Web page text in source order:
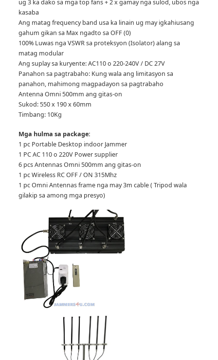
ug 3 ka dako sa mga top fans + 2 x gamay nga sulod, ubos nga
kasaba
Ang matag frequency band usa ka linain ug may igkahiusang
gahum gikan sa Max ngadto sa OFF (0)
100% Luwas nga VSWR sa proteksyon (Isolator) alang sa
matag modular
Ang suplay sa kuryente: AC110 o 220-240V / DC 27V
Panahon sa pagtrabaho: Kung wala ang limitasyon sa
panahon, mahimong magpadayon sa pagtrabaho
Antenna Omni 500mm ang gitas-on
Sukod: 550 x 190 x 60mm
Timbang: 10Kg
Mga hulma sa package:
1 pc Portable Desktop indoor Jammer
1 PC AC 110 o 220V Power supplier
6 pcs Antennas Omni 500mm ang gitas-on
1 pc Wireless RC OFF / ON 315Mhz
1 pc Omni Antennas frame nga may 3m cable ( Tripod wala
gilakip sa among mga presyo)